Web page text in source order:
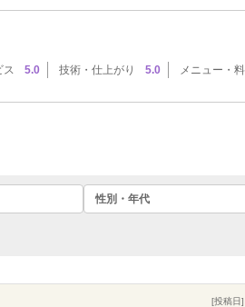
ス 5.0 技術・仕上がり 5.0 メニュー・
性別・年代
[投稿日